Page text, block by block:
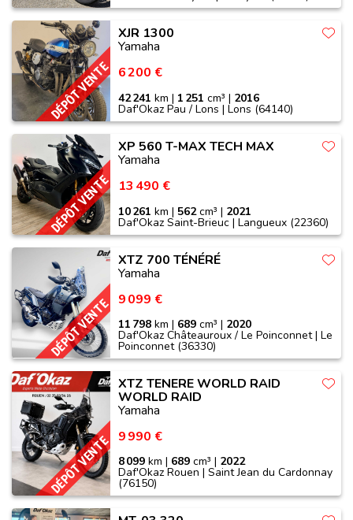
DÉPÔT VENTE
XJR 1300
Yamaha
6 200 €
42 241 km | 1 251 cm³ | 2016
Daf'Okaz Pau / Lons | Lons (64140)
DÉPÔT VENTE
XP 560 T-MAX TECH MAX
Yamaha
13 490 €
10 261 km |562cm³ | 2021
Daf'Okaz Saint-Brieuc | Langueux (22360)
DÉPÔT VENTE
XTZ 700 TÉNÉRÉ
Yamaha
9 099 €
11 798 km | 689 cm³ | 2020
Daf'Okaz Châteauroux / Le Poinconnet | Le
Poinconnet (36330)
DÉPÔT VENTE
XTZ TENERE WORLD RAID
WORLD RAID
Yamaha
9 990 €
8 099 km | 689 cm³ | 2022
Daf'Okaz Rouen | Saint Jean du Cardonnay
(76150)